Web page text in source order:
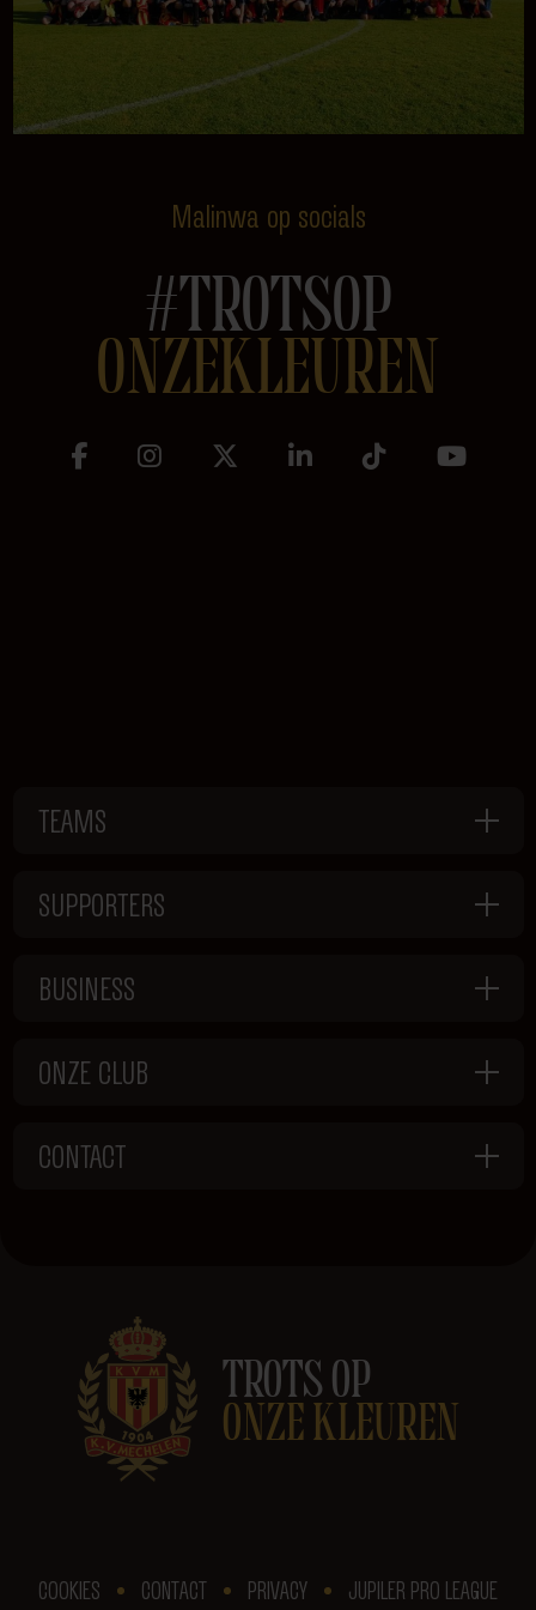
Malinwa op socials
#TROTSOP
ONZEKLEUREN
TEAMS
SUPPORTERS
BUSINESS
ONZE CLUB
CONTACT
TROTS OP
ONZE KLEUREN
COOKIES CONTACT PRIVACY JUPILER PRO LEAGUE